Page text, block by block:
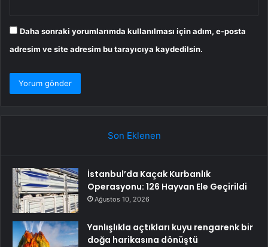
Daha sonraki yorumlarımda kullanılması için adım, e-posta
adresim ve site adresim bu tarayıcıya kaydedilsin.
Son Eklenen
İstanbul’da Kaçak Kurbanlık
Operasyonu: 126 Hayvan Ele Geçirildi
Ağustos 10, 2026
Yanlışlıkla açtıkları kuyu rengarenk bir
doğa harikasına dönüştü